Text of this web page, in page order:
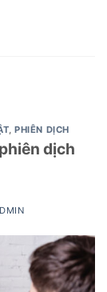
,PHIÊN DỊCH
dịch